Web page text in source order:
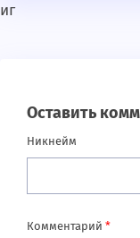
иг
Оставить
Никнейм
Комментарий *